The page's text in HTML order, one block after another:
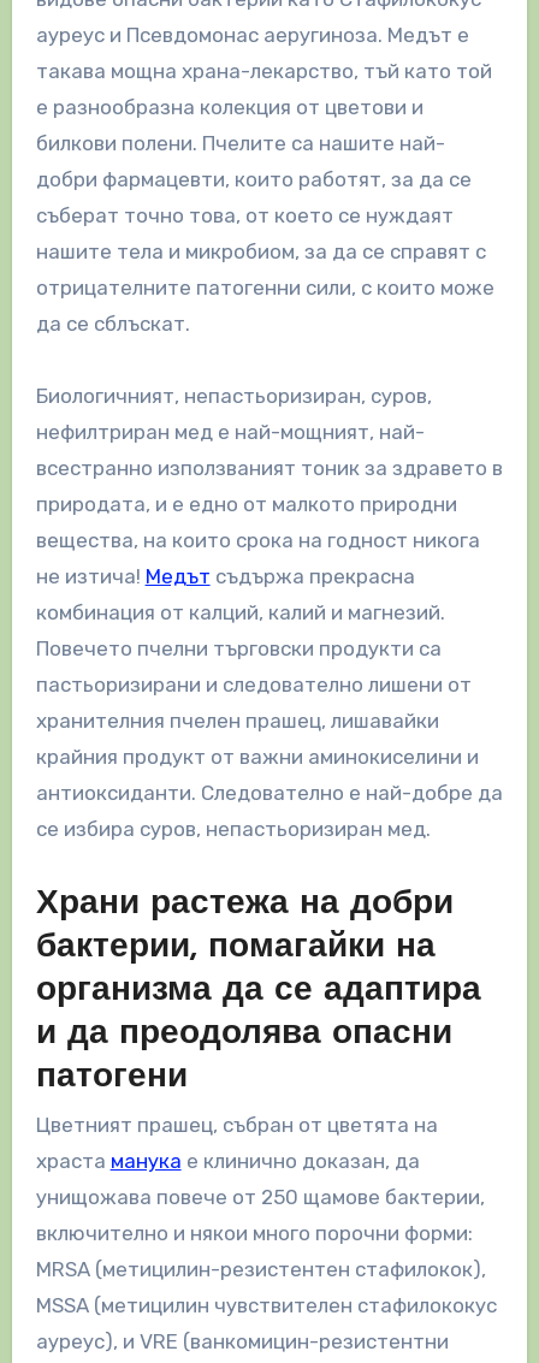
ауреус и Псевдомонас аеругиноза. Медът е
такава мощна храна-лекарство, тъй като той
е разнообразна колекция от цветови и
билкови полени. Пчелите са нашите най-
добри фармацевти, които работят, за да се
съберат точно това, от което се нуждаят
нашите тела и микробиом, за да се справят с
отрицателните патогенни сили, с които може
да се сблъскат.
Биологичният, непастьоризиран, суров,
нефилтриран мед е най-мощният, най-
всестранно използваният тоник за здравето в
природата, и е едно от малкото природни
вещества, на които срока на годност никога
не изтича! Медът съдържа прекрасна
комбинация от калций, калий и магнезий.
Повечето пчелни търговски продукти са
пастьоризирани и следователно лишени от
хранителния пчелен прашец, лишавайки
крайния продукт от важни аминокиселини и
антиоксиданти. Следователно е най-добре да
се избира суров, непастьоризиран мед.
Храни растежа на добри
бактерии, помагайки на
организма да се адаптира
и да преодолява опасни
патогени
Цветният прашец, събран от цветята на
храста манука е клинично доказан, да
унищожава повече от 250 щамове бактерии,
включително и някои много порочни форми:
MRSA (метицилин-резистентен стафилокок),
MSSA (метицилин чувствителен стафилококус
ауреус), и VRE (ванкомицин-резистентни